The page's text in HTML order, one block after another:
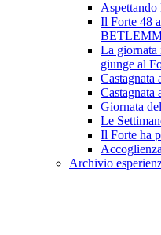
Aspettando
Il Forte 48
La giornata
giunge al
Castagnata
Castagnata
Giornata
Le
Il Forte ha
Archivio